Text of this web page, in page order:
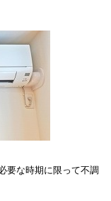
要な時期に限って不調